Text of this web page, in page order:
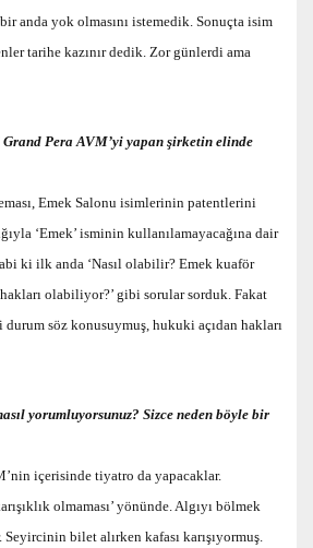
anda yok olmasını istemedik. Sonuçta isim
tarihe kazınır dedik. Zor günlerdi ama
Grand Pera AVM’yi yapan şirketin elinde
Emek Salonu isimlerinin patentlerini
‘Emek’ isminin kullanılamayacağına dair
ki ilk anda ‘Nasıl olabilir? Emek kuaför
olabiliyor?’ gibi sorular sorduk. Fakat
söz konusuymuş, hukuki açıdan hakları
yorumluyorsunuz? Sizce neden böyle bir
içerisinde tiyatro da yapacaklar.
olmaması’ yönünde. Algıyı bölmek
bilet alırken kafası karışıyormuş.